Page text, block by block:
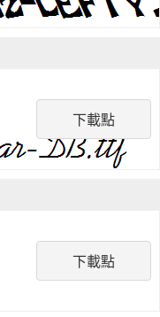
下載點
下載點